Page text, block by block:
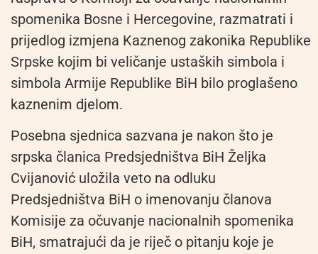
spomenika Bosne i Hercegovine, razmatrati i
prijedlog izmjena Kaznenog zakonika Republike
Srpske kojim bi veličanje ustaških simbola i
simbola Armije Republike BiH bilo proglašeno
kaznenim djelom.
Posebna sjednica sazvana je nakon što je
srpska članica Predsjedništva BiH Željka
Cvijanović uložila veto na odluku
Predsjedništva BiH o imenovanju članova
Komisije za očuvanje nacionalnih spomenika
BiH, smatrajući da je riječ o pitanju koje je